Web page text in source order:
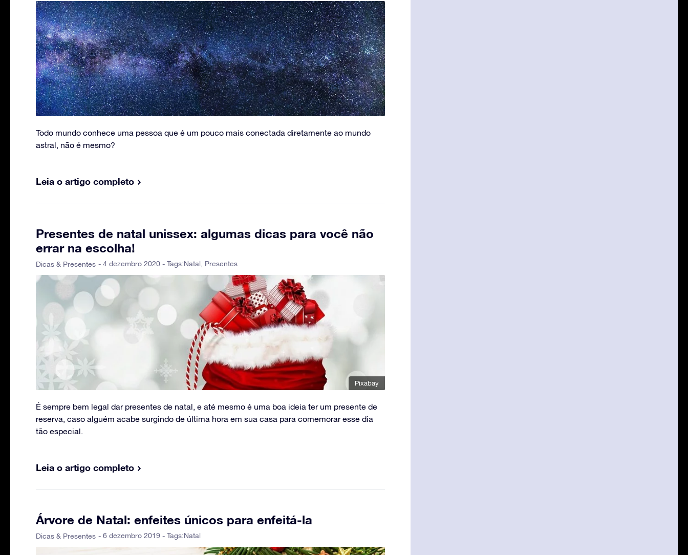
Todo mundo conhece uma pessoa que é um pouco mais conectada diretamente ao mundo
astral, não é mesmo?
Leia o artigo completo
Presentes de natal unissex: algumas dicas para você não
errar na escolha!
Dicas & Presentes - 4 dezembro 2020 - Tags:Natal Presentes
Pixabay
É sempre bem legal dar presentes de natal, e até mesmo é uma boa ideia ter um presente de
reserva, caso alguém acabe surgindo de última hora em sua casa para comemorar esse dia
tão especial.
Leia o artigo completo
Árvore de Natal: enfeites únicos para enfeitá-la
Dicas & Presentes - 6 dezembro 2019 - Tags:Natal